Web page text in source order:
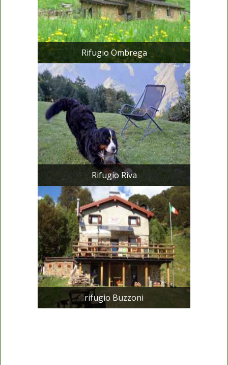
Rifugio Ombrega
Rifugio Riva
rifugio Buzzoni